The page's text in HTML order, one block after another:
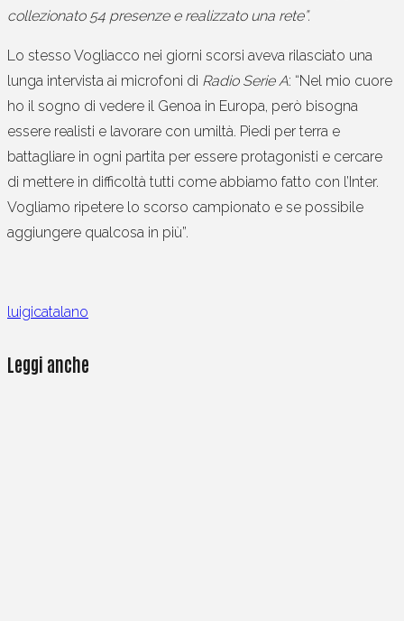
collezionato 54 presenze e realizzato una rete”.
Lo stesso Vogliacco nei giorni scorsi aveva rilasciato una
lunga intervista ai microfoni di Radio Serie A: “Nel mio cuore
ho il sogno di vedere il Genoa in Europa, però bisogna
essere realisti e lavorare con umiltà. Piedi per terra e
battagliare in ogni partita per essere protagonisti e cercare
di mettere in difficoltà tutti come abbiamo fatto con l’Inter.
Vogliamo ripetere lo scorso campionato e se possibile
aggiungere qualcosa in più”.
luigicatalano
Leggi anche